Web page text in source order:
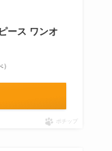
ース ワンオ
ポチップ